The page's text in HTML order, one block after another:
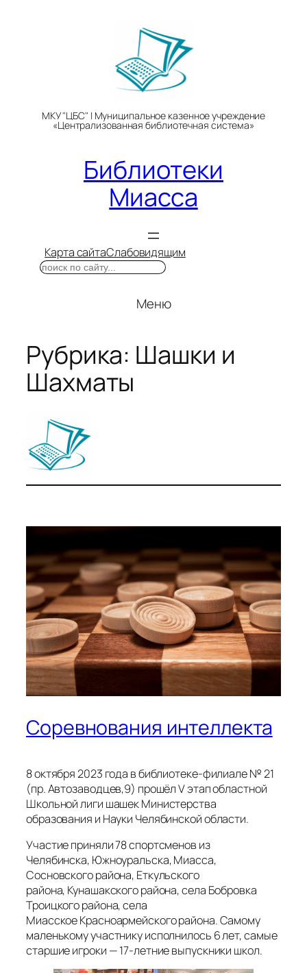
МКУ "ЦБС" | Муниципальное казенное учреждение
«Централизованная библиотечная система»
Библиотеки
Миасса
Карта сайтаСлабовидящим
Поиск
Меню
Рубрика: Шашки и
Шахматы
Соревнования интеллекта
8 октября 2023 года в библиотеке-филиале № 21
(пр. Автозаводцев,9) прошёл V этап областной
Школьной лиги шашек Министерства
образования и Науки Челябинской области.
Участие приняли 78 спортсменов из
Челябинска, Южноуральска, Миасса,
Сосновского района, Еткульского
района, Кунашакского района, села Бобровка
Троицкого района, села
Миасское Красноармейского района. Самому
маленькому участнику исполнилось 6 лет, самые
старшие игроки — 17-летние выпускники школ.